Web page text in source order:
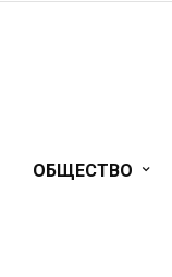
ОБЩЕСТВО